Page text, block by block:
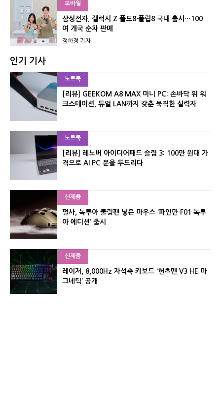
모바일
삼성전자, 갤럭시 Z 폴드8·플립8 국내 출시…100
여 개국 순차 판매
정하정 기자
인기 기사
노트북
[리뷰] GEEKOM A8 MAX 미니 PC: 손바닥 위 워
크스테이션, 듀얼 LAN까지 갖춘 묵직한 실력자
노트북
[리뷰] 레노버 아이디어패드 슬림 3: 100만 원대 가
격으로 AI PC 문을 두드리다
신제품
펄사, 녹투아 쿨링팬 넣은 마우스 ‘파인만 F01 녹투
아 에디션’ 출시
신제품
레이저, 8,000Hz 자석축 키보드 ‘헌츠맨 V3 HE 마
그네틱’ 공개